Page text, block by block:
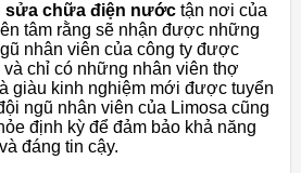
sửa chữa điện nước tận nơi của
tâm rằng sẽ nhận được những
nhân viên của công ty được
chỉ có những nhân viên thợ
giàu kinh nghiệm mới được tuyển
ngũ nhân viên của Limosa cũng
định kỳ để đảm bảo khả năng
đáng tin cậy.